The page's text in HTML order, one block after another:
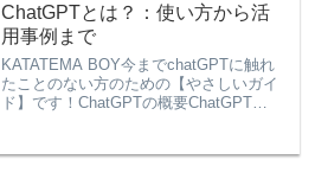
ChatGPTとは？：使い方から活
用事例まで
KATATEMA BOY今までchatGPTに触れ
たことのない方のための【やさしいガイ
ド】です！ChatGPTの概要ChatGPTと
たことがない。画面も見たことが...